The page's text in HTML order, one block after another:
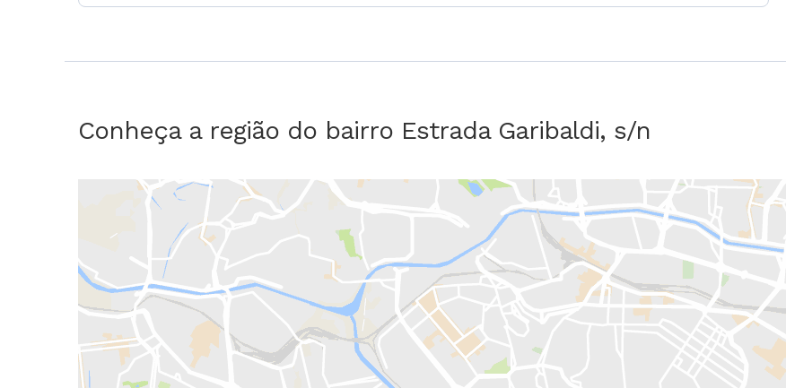
Conheça a região do bairro Estrada Garibaldi, s/n